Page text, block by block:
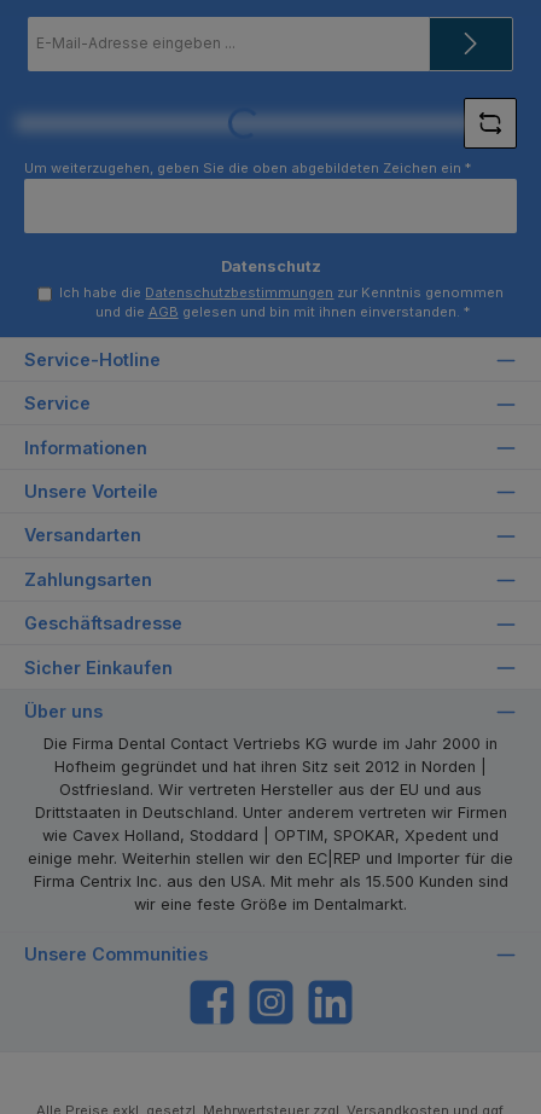
Mail-
Loading...
Um weiterzugehen, geben Sie die oben abgebildeten Zeichen ein *
Datenschutz
Ich habe die Datenschutzbestimmungen zur Kenntnis genommen
und die AGB gelesen und bin mit ihnen einverstanden. *
Service-Hotline
Service
Informationen
Unsere Vorteile
Versandarten
Zahlungsarten
Geschäftsadresse
Sicher Einkaufen
Über uns
Die Firma Dental Contact Vertriebs KG wurde im Jahr 2000 in
Hofheim gegründet und hat ihren Sitz seit 2012 in Norden |
Ostfriesland. Wir vertreten Hersteller aus der EU und aus
Drittstaaten in Deutschland. Unter anderem vertreten wir Firmen
wie Cavex Holland, Stoddard | OPTIM, SPOKAR, Xpedent und
einige mehr. Weiterhin stellen wir den EC|REP und Importer für die
Firma Centrix Inc. aus den USA. Mit mehr als 15.500 Kunden sind
wir eine feste Größe im Dentalmarkt.
Unsere Communities
https://www.facebook.com/dentalcontact
Instagram
Alle Preise exkl. gesetzl. Mehrwertsteuer zzgl. Versandkosten und ggf.